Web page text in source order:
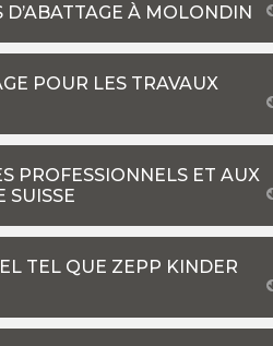
À MOLONDIN
POUR LES TRAVAUX
PROFESSIONNELS ET AUX
SUISSE
TEL QUE ZEPP KINDER